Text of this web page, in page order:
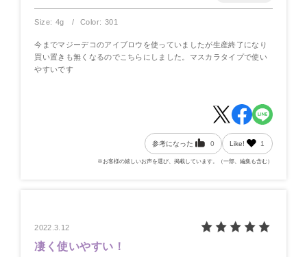
Size: 4g Color: 301
今までマジーデコのアイブロウを使っていましたが生産終了になり
買い置きも無くなるのでこちらにしました。マスカラタイプで使い
やすいです
参考になった 0 Like! 1
※お客様の嬉しいお声を選び、掲載しています。（一部、編集も含む）
2022.3.12
凄く使いやすい！